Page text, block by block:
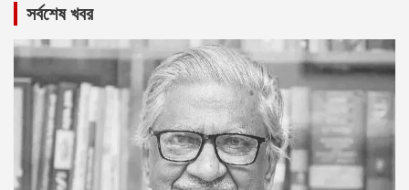
সর্বশেষ খবর